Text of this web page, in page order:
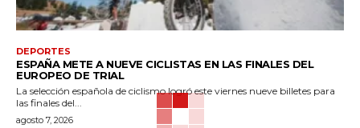
DEPORTES
ESPAÑA METE A NUEVE CICLISTAS EN LAS FINALES DEL
EUROPEO DE TRIAL
La selección española de ciclismo logró este viernes nueve billetes para
las finales del...
agosto 7, 2026